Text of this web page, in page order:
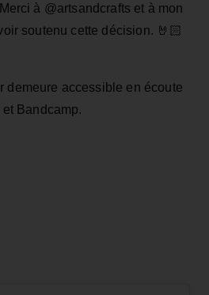
à @artsandcrafts et à mon
soutenu cette décision. 🤘🏻
demeure accessible en écoute
Bandcamp.